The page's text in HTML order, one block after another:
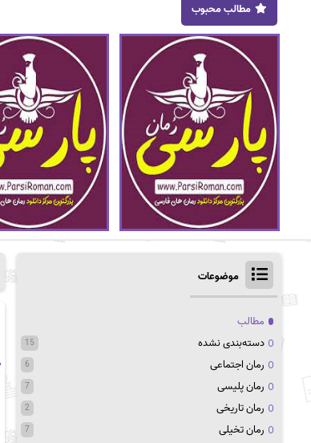
مطالب محبوب
موضوعات
مطالب
دسته‌بندی نشده
15
رمان اجتماعی 6
رمان پلیسی 7
رمان تاریخی 2
رمان تخیلی 7